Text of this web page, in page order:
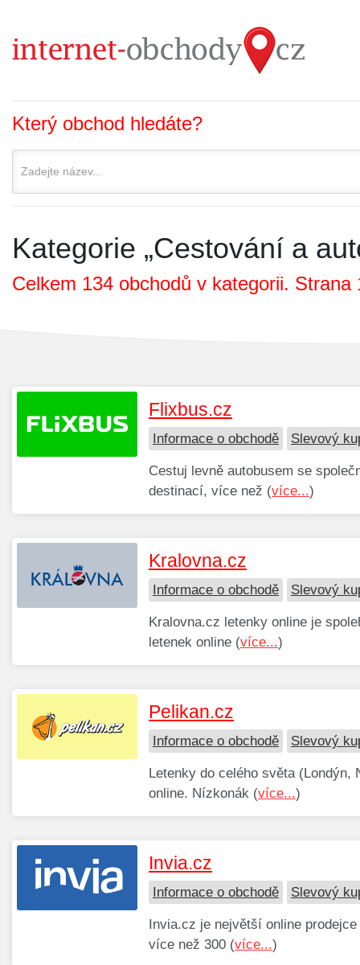
Který obchod hledáte?
Kategorie „Cestování a
Celkem 134 obchodů v kategorii. Strana
Flixbus.cz
Informace o obchodě Slevový
Cestuj levně autobusem se
destinací, více než (více...)
Kralovna.cz
Informace o obchodě Slevový
Kralovna.cz letenky online je
letenek online (více...)
Pelikan.cz
Informace o obchodě Slevový
Letenky do celého světa
online. Nízkonák (více...)
Invia.cz
Informace o obchodě Slevový
Invia.cz je největší online
více než 300 (více...)